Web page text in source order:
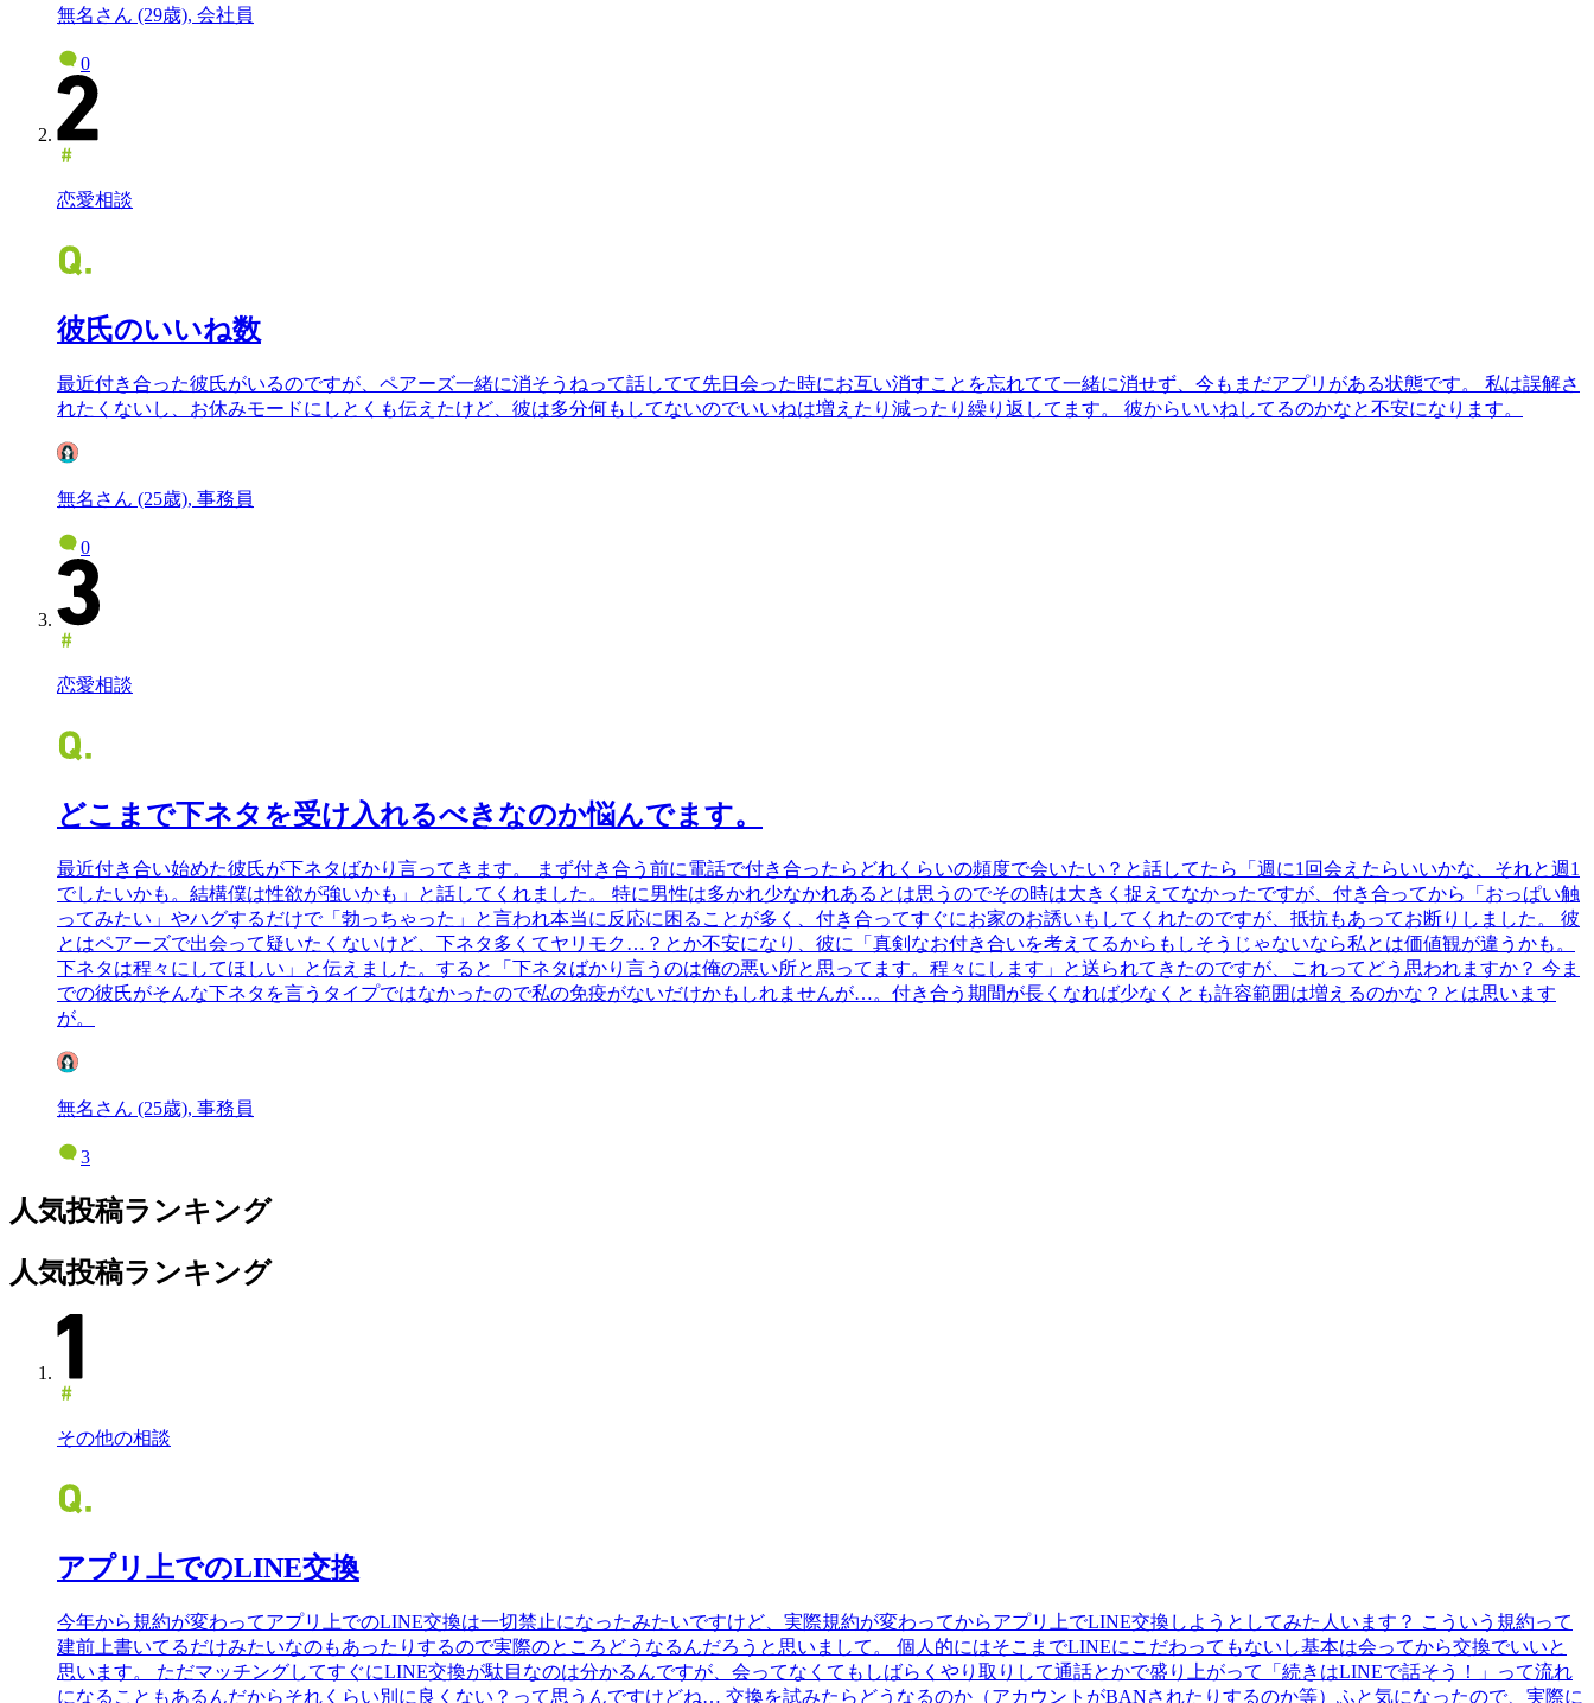
無名さん (29歳), 会社員
0
恋愛相談
彼氏のいいね数
最近付き合った彼氏がいるのですが、ペアーズ一緒に消そうねって話してて先日会った時にお互い消すことを忘れてて一緒に消せず、今もまだアプリがある状態です。 私は誤解さ
れたくないし、お休みモードにしとくも伝えたけど、彼は多分何もしてないのでいいねは増えたり減ったり繰り返してます。 彼からいいねしてるのかなと不安になります。
無名さん (25歳), 事務員
0
恋愛相談
どこまで下ネタを受け入れるべきなのか悩んでます。
最近付き合い始めた彼氏が下ネタばかり言ってきます。 まず付き合う前に電話で付き合ったらどれくらいの頻度で会いたい？と話してたら「週に1回会えたらいいかな、それと週1
でしたいかも。結構僕は性欲が強いかも」と話してくれました。 特に男性は多かれ少なかれあるとは思うのでその時は大きく捉えてなかったですが、付き合ってから「おっぱい触
ってみたい」やハグするだけで「勃っちゃった」と言われ本当に反応に困ることが多く、付き合ってすぐにお家のお誘いもしてくれたのですが、抵抗もあってお断りしました。 彼
とはペアーズで出会って疑いたくないけど、下ネタ多くてヤリモク…？とか不安になり、彼に「真剣なお付き合いを考えてるからもしそうじゃないなら私とは価値観が違うかも。
下ネタは程々にしてほしい」と伝えました。すると「下ネタばかり言うのは俺の悪い所と思ってます。程々にします」と送られてきたのですが、これってどう思われますか？ 今ま
での彼氏がそんな下ネタを言うタイプではなかったので私の免疫がないだけかもしれませんが…。付き合う期間が長くなれば少なくとも許容範囲は増えるのかな？とは思います
が。
無名さん (25歳), 事務員
3
人気投稿ランキング
人気投稿ランキング
その他の相談
アプリ上でのLINE交換
今年から規約が変わってアプリ上でのLINE交換は一切禁止になったみたいですけど、実際規約が変わってからアプリ上でLINE交換しようとしてみた人います？ こういう規約って
建前上書いてるだけみたいなのもあったりするので実際のところどうなるんだろうと思いまして。 個人的にはそこまでLINEにこだわってもないし基本は会ってから交換でいいと
思います。 ただマッチングしてすぐにLINE交換が駄目なのは分かるんですが、会ってなくてもしばらくやり取りして通話とかで盛り上がって「続きはLINEで話そう！」って流れ
になることもあるんだからそれくらい別に良くない？って思うんですけどね… 交換を試みたらどうなるのか（アカウントがBANされたりするのか等）ふと気になったので、実際に